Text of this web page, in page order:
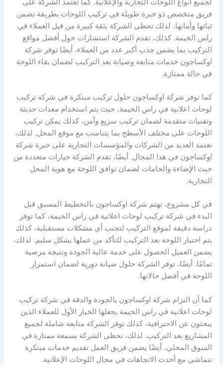
لجميع أنواع اللوحات التجارية والإعلانية. كما تعتمد الشركة على
فريق متخصص ذو خبرة طويلة في تركيب اللوحات بطريقة تضمن
ثباتها وأمانها، لذلك تحظى الشركة بثقة كبيرة من قبل العملاء في
راس الخيمة. كذلك، تقدم الشركة استشارات حول أفضل مواقع
التركيب بما يضمن جذب أكبر عدد من العملاء، أيضًا توفر شركة
اوكساجون خدمات متابعة وصيانة بعد التركيب لضمان بقاء اللوحة
في حالة ممتازة.
كما توفر شركة اوكساجون حلول تركيب مبتكرة في شركة تركيب
لوحات اعلانية في راس الخيمة، حيث يتم استخدام معدات حديثة
وتقنيات متقدمة لضمان تركيب سريع وآمن، كذلك يمكن تركيب
اللوحات على مختلف الأسطح بما يتناسب مع موقع المحل. لذلك،
تعتمد العديد من الشركات والمؤسسات التجارية على خبرة شركة
اوكساجون في هذا المجال. أيضًا، تقدم الشركة خيارات متعددة من
حيث الإضاءة والخامات لضمان توافق اللوحة مع هوية المحل
التجارية.
في كل مشروع، تهتم شركة اوكساجون بالتخطيط المسبق قبل
البدء في شركة تركيب لوحات اعلانية في راس الخيمة، كما توفر
دراسة دقيقة لموقع التركيب لتجنب أي مشكلات مستقبلية، كذلك
يتم اختبار اللوحة بعد التركيب للتأكد من عملها بشكل سليم. لذلك،
يضمن العميل الحصول على خدمة عالية الجودة ونتيجة مرضية
تمامًا. أيضًا، توفر الشركة حلول صيانة دورية لضمان استمرار
اللوحة في أفضل حالاتها.
كما أن التزام شركة اوكساجون بالجودة والدقة في شركة تركيب
لوحات اعلانية في راس الخيمة يجعلها الخيار الأول للعملاء الذين
يبحثون عن الاحترافية، كذلك توفر الشركة متابعة شاملة لجميع
المشاريع بعد التركيب. لذلك، تحظى الشركة بسمعة ممتازة في
السوق المحلي، أيضًا يضمن فريق العمل تقديم خدمات مبتكرة
تتماشى مع أحدث الاتجاهات في مجال اللوحات الإعلانية.